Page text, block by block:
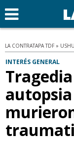
LA CONTRATAPA TDF »
INTERÉS GENERAL